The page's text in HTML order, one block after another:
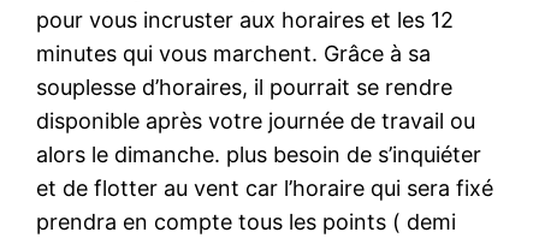
pour vous incruster aux horaires et les 12
minutes qui vous marchent. Grâce à sa
souplesse d’horaires, il pourrait se rendre
disponible après votre journée de travail ou
alors le dimanche. plus besoin de s’inquiéter
et de flotter au vent car l’horaire qui sera fixé
prendra en compte tous les points ( demi